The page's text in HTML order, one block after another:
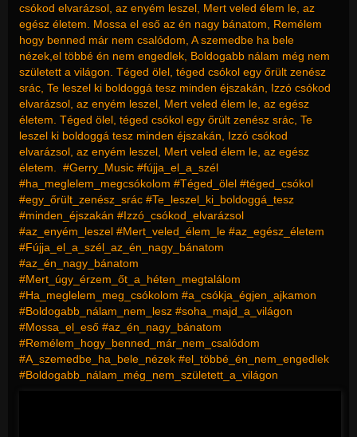
csókod elvarázsol, az enyém leszel, Mert veled élem le, az
egész életem. Mossa el eső az én nagy bánatom, Remélem
hogy benned már nem csalódom, A szemedbe ha bele
nézek,el többé én nem engedlek, Boldogabb nálam még nem
született a világon. Téged ölel, téged csókol egy őrült zenész
srác, Te leszel ki boldoggá tesz minden éjszakán, Izzó csókod
elvarázsol, az enyém leszel, Mert veled élem le, az egész
életem. Téged ölel, téged csókol egy őrült zenész srác, Te
leszel ki boldoggá tesz minden éjszakán, Izzó csókod
elvarázsol, az enyém leszel, Mert veled élem le, az egész
életem. #Gerry_Music #fújja_el_a_szél
#ha_meglelem_megcsókolom #Téged_ölel #téged_csókol
#egy_őrült_zenész_srác #Te_leszel_ki_boldoggá_tesz
#minden_éjszakán #Izzó_csókod_elvarázsol
#az_enyém_leszel #Mert_veled_élem_le #az_egész_életem
#Fújja_el_a_szél_az_én_nagy_bánatom
#az_én_nagy_bánatom
#Mert_úgy_érzem_őt_a_héten_megtalálom
#Ha_meglelem_meg_csókolom #a_csókja_égjen_ajkamon
#Boldogabb_nálam_nem_lesz #soha_majd_a_világon
#Mossa_el_eső #az_én_nagy_bánatom
#Remélem_hogy_benned_már_nem_csalódom
#A_szemedbe_ha_bele_nézek #el_többé_én_nem_engedlek
#Boldogabb_nálam_még_nem_született_a_világon